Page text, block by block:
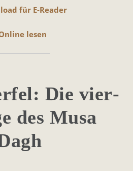
für E-Reader
lesen
Die vier­
des Musa